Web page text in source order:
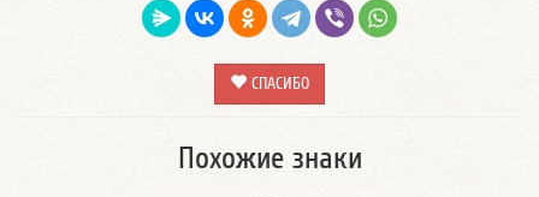
СПАСИБО
Похожие знаки